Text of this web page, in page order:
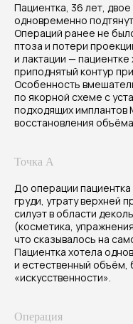
Пациентка, 36 лет,
одновременно
Операций ранее не
птоза и потери
и лактации — пациентке
приподнятый контур
Особенность
по якорной схеме с
подходящих
восстановления
Точка А
До операции
груди, утрату верхней
силуэт в области
(косметика,
что сказывалось на
Пациентка хотела
и естественный
«искусственности».
Операция
Результат
Через 8 месяцев после
отмечается устойчивая
коррекция: грудь
восстановлена
выглядит естественно и
с телосложением
стабилизируются и
Пациентка довольна